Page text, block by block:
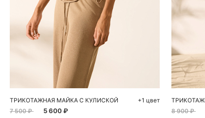
Добавить в корзину
ТРИКОТАЖНАЯ МАЙКА С КУЛИСКОЙ
7 500 ₽
5 600 ₽
+1 цвет
8 900 ₽